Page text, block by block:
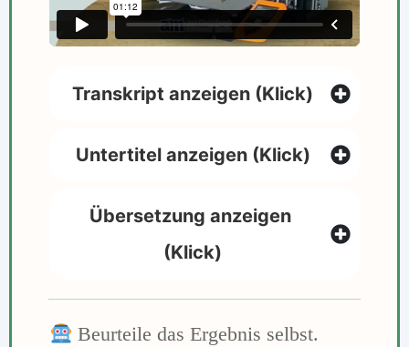
Transkript anzeigen (Klick)
Untertitel anzeigen (Klick)
Übersetzung anzeigen
(Klick)
Beurteile das Ergebnis selbst.